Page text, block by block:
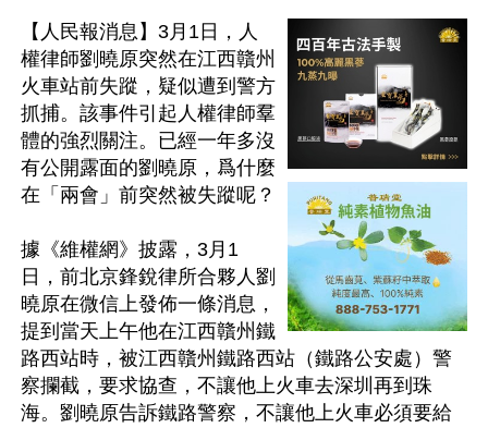
【人民報消息】3月1日，人
權律師劉曉原突然在江西贛州
火車站前失蹤，疑似遭到警方
抓捕。該事件引起人權律師羣
體的強烈關注。已經一年多沒
有公開露面的劉曉原，爲什麼
在「兩會」前突然被失蹤呢？
據《維權網》披露，3月1
日，前北京鋒銳律所合夥人劉
曉原在微信上發佈一條消息，
提到當天上午他在江西贛州鐵
路西站時，被江西贛州鐵路西站（鐵路公安處）警
察攔截，要求協查，不讓他上火車去深圳再到珠
海。劉曉原告訴鐵路警察，不讓他上火車必須要給